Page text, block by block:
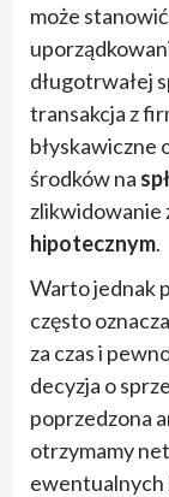
może
długotrwałej
transakcja z
błyskawiczne
środków na
zlikwidowanie
hipotecznym.
Warto jednak
często
za czas i
decyzja o
poprzedzona
otrzymamy
ewentualnych